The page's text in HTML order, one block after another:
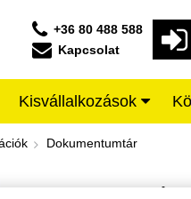
+36 80 488 588
Kapcsolat
Kisvállalkozások
BANK
Dokumentumtár